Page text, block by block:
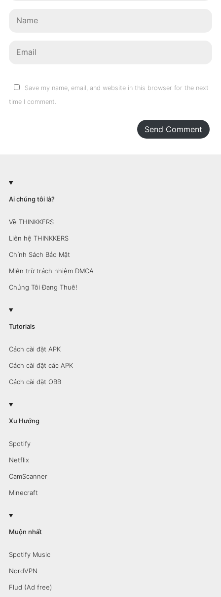
Save my name, email, and website in this browser for the next
time I comment.
Send Comment
Ai chúng tôi là?
Về THINKKERS
Liên hệ THINKKERS
Chính Sách Bảo Mật
Miễn trừ trách nhiệm DMCA
Chúng Tôi Đang Thuê!
Tutorials
Cách cài đặt APK
Cách cài đặt các APK
Cách cài đặt OBB
Xu Hướng
Spotify
Netflix
CamScanner
Minecraft
Muộn nhất
Spotify Music
NordVPN
Flud (Ad free)